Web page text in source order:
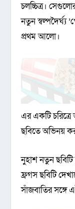
চলচ্চিত্র।
নতুন স্বল্পদৈর্ঘ্য
প্রথম আলো।
এর একটি
ছবিতে অভিনয়
নুহাশ নতুন ছবিটি
ফ্রগস ছবিটি
সাঁজবাতির